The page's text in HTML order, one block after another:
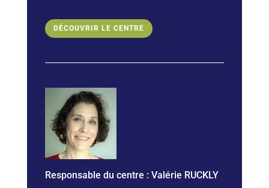
DÉCOUVRIR LE CENTRE
Responsable du centre : Valérie RUCKLY